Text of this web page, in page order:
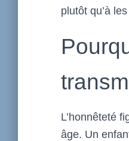
plutôt qu’à
L’honnêteté
âge. Un